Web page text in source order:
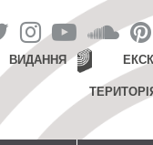
ВИДАННЯ